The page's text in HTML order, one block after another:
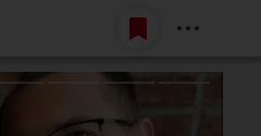
Belépés